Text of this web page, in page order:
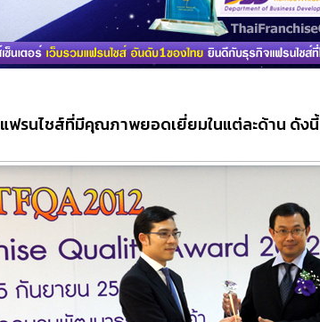
แฟรนไชส์ที่มีคุณภาพยอดเยี่ยมในแต่ละด้าน ดังนี้